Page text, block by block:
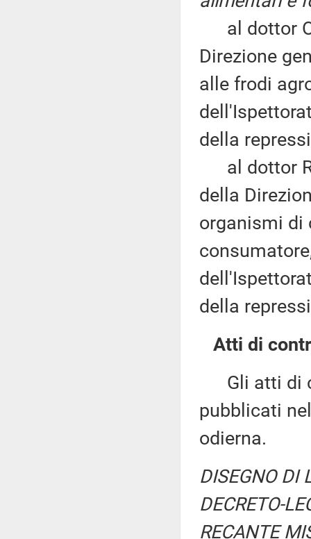
al dottor
Direzione
alle frodi
della
al dottor
della
organismi di
della
Atti di
Gli atti di
pubblicati
odierna.
DISEGNO DI
DECRETO-
RECANTE